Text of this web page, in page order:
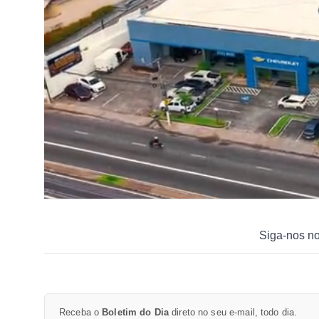
Siga-nos
Receba o Boletim do Diadireto no seu e-mail, todo dia.